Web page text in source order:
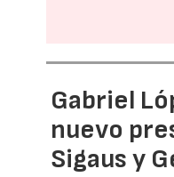
Gabriel
nuevo
Sigaus y